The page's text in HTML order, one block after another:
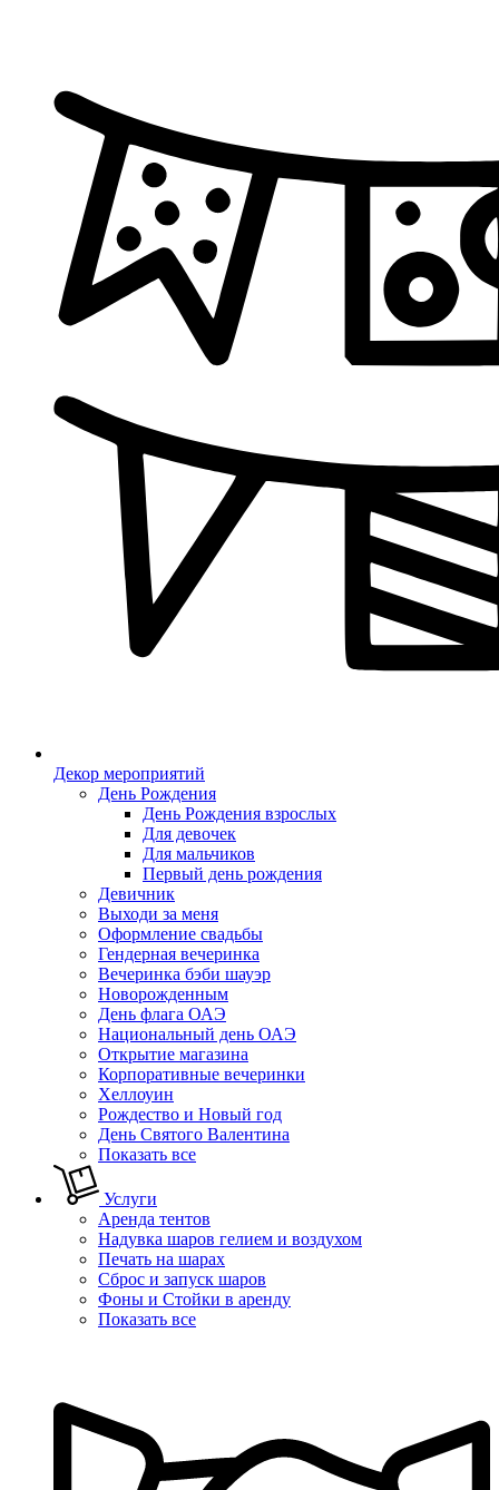
Декор мероприятий
День Рождения
День Рождения взрослых
Для девочек
Для мальчиков
Первый день рождения
Девичник
Выходи за меня
Оформление свадьбы
Гендерная вечеринка
Вечеринка бэби шауэр
Новорожденным
День флага ОАЭ
Национальный день ОАЭ
Открытие магазина
Корпоративные вечеринки
Хеллоуин
Рождество и Новый год
День Святого Валентина
Показать все
Услуги
Аренда тентов
Надувка шаров гелием и воздухом
Печать на шарах
Сброс и запуск шаров
Фоны и Стойки в аренду
Показать все